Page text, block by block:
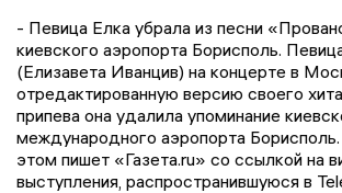
- Певица Елка убрала из песни
киевского аэропорта Борисполь.
(Елизавета Иванцив) на концерте в
отредактированную версию своего
припева она удалила упоминание
международного аэропорта
этом пишет «Газета.ru» со ссылкой на
выступления, распространившуюся в